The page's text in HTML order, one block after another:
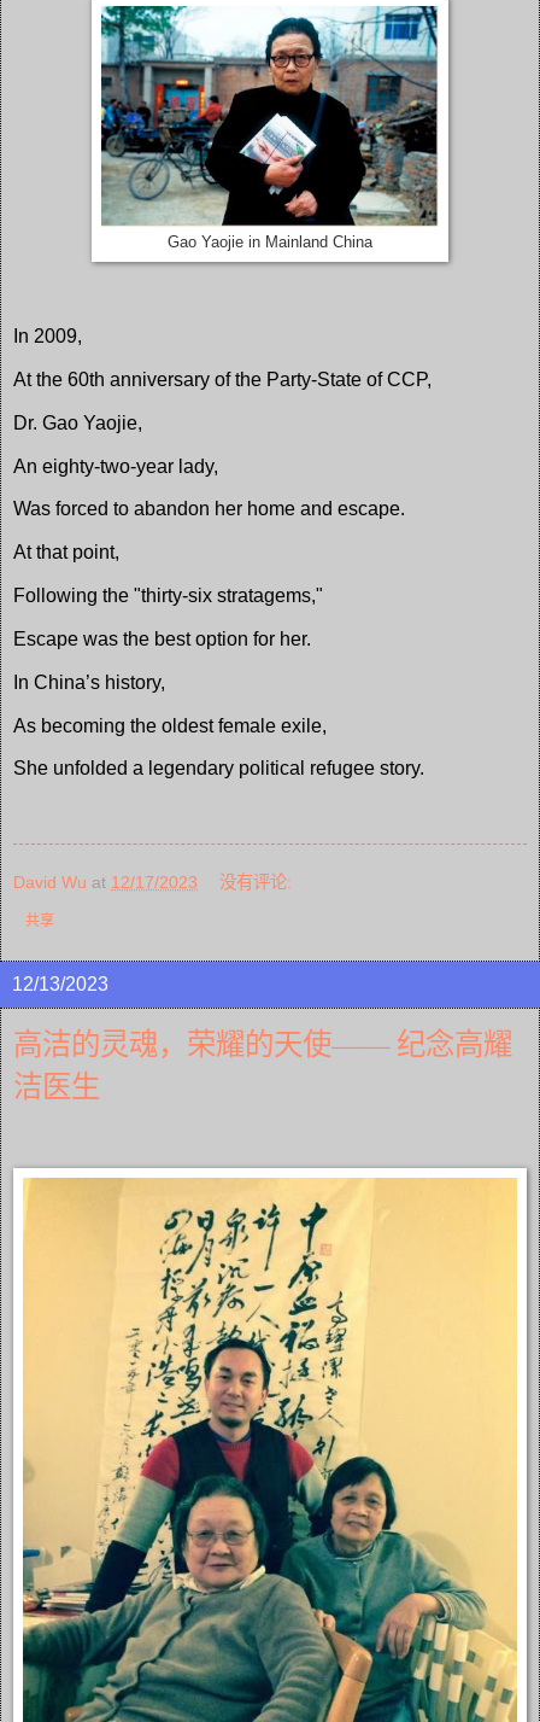
Gao Yaojie in Mainland China
In 2009,
At the 60th anniversary of the Party-State of CCP,
Dr. Gao Yaojie,
An eighty-two-year lady,
Was forced to abandon her home and escape.
At that point,
Following the "thirty-six stratagems,"
Escape was the best option for her.
In China’s history,
As becoming the oldest female exile,
She unfolded a legendary political refugee story.
David Wu at 12/17/2023 没有评论:
共享
12/13/2023
高洁的灵魂，荣耀的天使—— 纪念高耀
洁医生